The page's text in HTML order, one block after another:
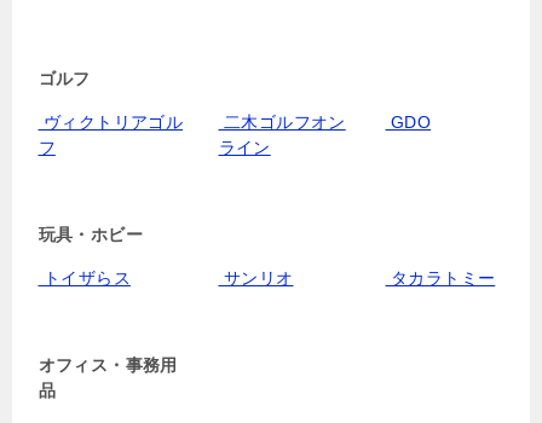
ゴルフ
ヴィクトリアゴル
フ
二木ゴルフオン
ライン
GDO
玩具・ホビー
トイザらス サンリオ タカラトミー
オフィス・事務用
品